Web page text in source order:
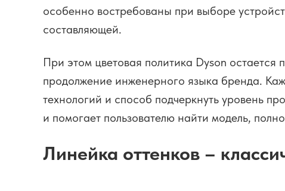
особенно востребованы при выборе
составляющей.
При этом цветовая политика Dyson
продолжение инженерного языка бренда.
технологий и способ подчеркнуть уровень
и помогает пользователю найти модель,
Линейка оттенков –